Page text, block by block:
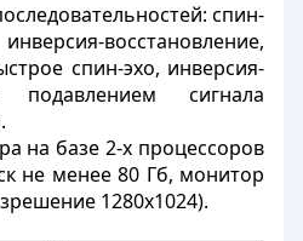
спин-
восстановление,
спин-эхо, инверсия-
подавлением сигнала
на базе 2-х процессоров
не менее 80 Гб, монитор
1280х1024).